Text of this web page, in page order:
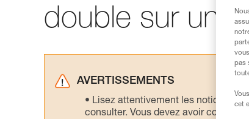
double sur un
AVERTISSEMENTS
Lisez attentivement les notices
consulter. Vous devez avoir compris
pas
cet